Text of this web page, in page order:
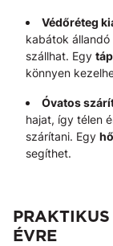
Védőréteg
kabátok
szállhat. Egy
könnyen
Óvatos
hajat, így télen
szárítani. Egy
segíthet.
ÉVRE